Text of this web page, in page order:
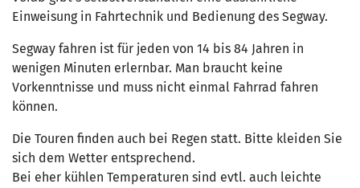
Einweisung in Fahrtechnik und Bedienung des Segway.
Segway fahren ist für jeden von 14 bis 84 Jahren in
wenigen Minuten erlernbar. Man braucht keine
Vorkenntnisse und muss nicht einmal Fahrrad fahren
können.
Die Touren finden auch bei Regen statt. Bitte kleiden Sie
sich dem Wetter entsprechend.
Bei eher kühlen Temperaturen sind evtl. auch leichte